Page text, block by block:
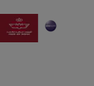
